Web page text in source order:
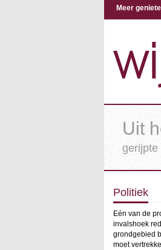
Meer
Uit
gerijpte
Politiek
Eén van de
invalshoek
grondgebied
moet